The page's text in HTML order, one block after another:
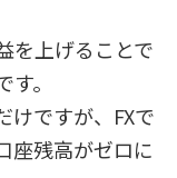
を上げることで
。
けですが、FXで
座残高がゼロに